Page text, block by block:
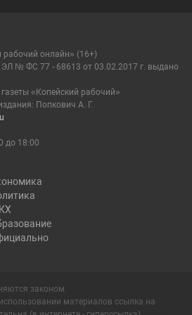
рабочий онлайн» (16+)
№ ФС 77 - 68613 от 03.02.2017 г. выдано
«Копейский рабочий»
Попкович А. Г.
до 18:00
законом.
материалов ссылка на